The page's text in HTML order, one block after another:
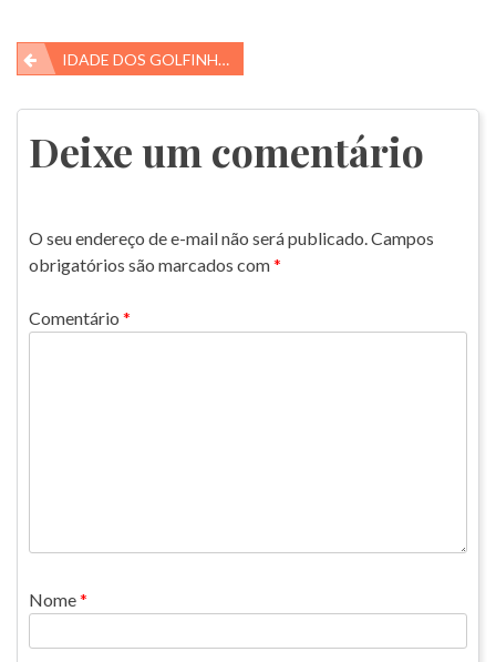
Navegação
de
Post
IDADE DOS GOLFINHOS, É POSSÍVEL SABER?
Deixe um comentário
O seu endereço de e-mail não será publicado.Campos
obrigatórios são marcados com*
Comentário *
Nome*